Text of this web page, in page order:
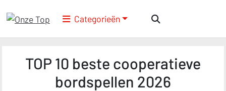
Categorieën
TOP 10 beste cooperatieve
bordspellen 2026